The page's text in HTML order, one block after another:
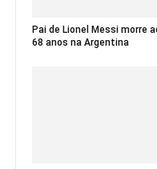
Pai de Lionel Messi morre
68 anos na Argentina